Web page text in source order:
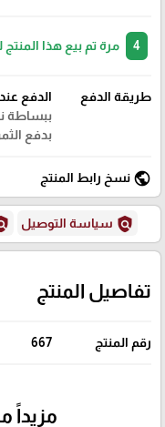
مرة تم بيع هذا
طريقة الدفع
الدفع
ببساطة
بدفع
public نسخ رابط المنتج
policy سياسة التوصيل
تفاصيل المنتج
رقم المنتج 667
مزيداً